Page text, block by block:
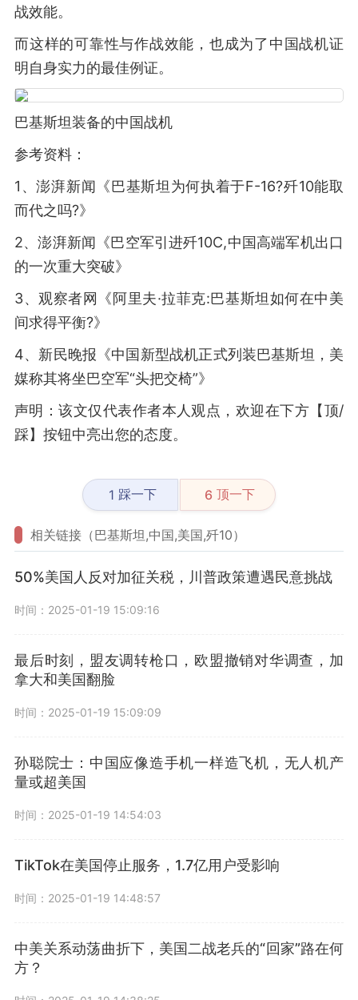
战效能。
而这样的可靠性与作战效能，也成为了中国战机证
明自身实力的最佳例证。
巴基斯坦装备的中国战机
参考资料：
1、澎湃新闻《巴基斯坦为何执着于F-16?歼10能取
而代之吗?》
2、澎湃新闻《巴空军引进歼10C,中国高端军机出口
的一次重大突破》
3、观察者网《阿里夫·拉菲克:巴基斯坦如何在中美
间求得平衡?》
4、新民晚报《中国新型战机正式列装巴基斯坦，美
媒称其将坐巴空军“头把交椅”》
声明：该文仅代表作者本人观点，欢迎在下方【顶/
踩】按钮中亮出您的态度。
1 踩一下 6 顶一下
相关链接（巴基斯坦,中国,美国,歼10）
50%美国人反对加征关税，川普政策遭遇民意挑战
时间：2025-01-19 15:09:16
最后时刻，盟友调转枪口，欧盟撤销对华调查，加
拿大和美国翻脸
时间：2025-01-19 15:09:09
孙聪院士：中国应像造手机一样造飞机，无人机产
量或超美国
时间：2025-01-19 14:54:03
TikTok在美国停止服务，1.7亿用户受影响
时间：2025-01-19 14:48:57
中美关系动荡曲折下，美国二战老兵的“回家”路在何
方？